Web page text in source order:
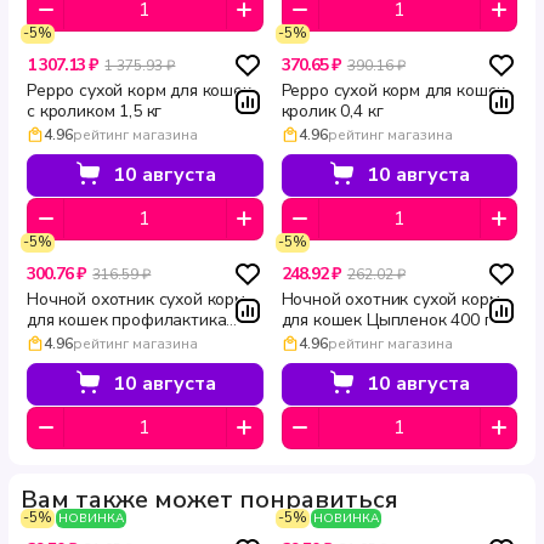
-5%
1 307.13 ₽ 1 375.93 ₽
Peppo сухой корм для кошек
с кроликом 1,5 кг
4.96рейтинг магазина
10 августа
-5%
370.65 ₽ 390.16 ₽
Peppo сухой корм для кошек
кролик 0,4 кг
4.96рейтинг магазина
10 августа
-5%
300.76 ₽ 316.59 ₽
Ночной охотник сухой корм
для кошек профилактика
мочекаменной болезни 400 г
4.96рейтинг магазина
10 августа
-5%
248.92 ₽ 262.02 ₽
Ночной охотник сухой корм
для кошек Цыпленок 400 г
4.96рейтинг магазина
10 августа
Вам также может понравиться
НОВИНКА
-5% НОВИНКА
-5%